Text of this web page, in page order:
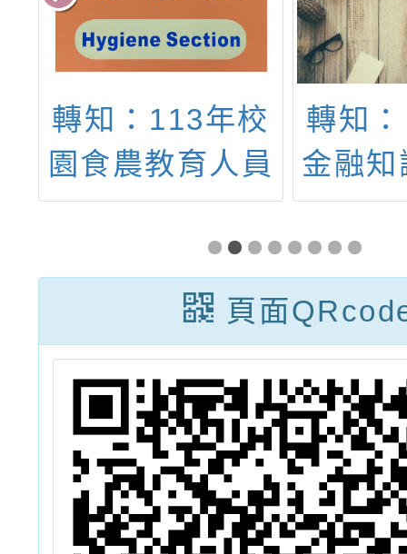
轉知：113年校
園食農教育人員
農事操作訓練課
程」一案
轉知
金融
賽活
頁面